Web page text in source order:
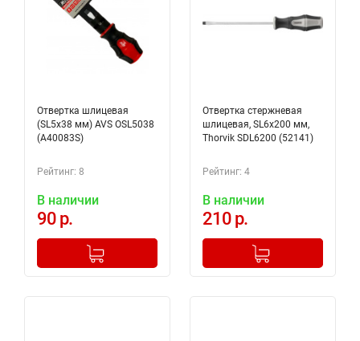
Отвертка шлицевая
(SL5x38 мм) AVS OSL5038
(A40083S)
Рейтинг: 8
В наличии
90 р.
+
Добавлено в корзину
Отвертка стержневая
шлицевая, SL6х200 мм,
Thorvik SDL6200 (52141)
Рейтинг: 4
В наличии
210 р.
+
Добавлено в корзину